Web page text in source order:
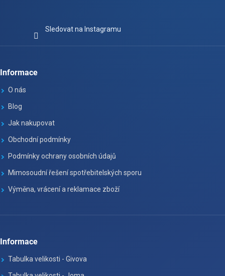
Sledovat na Instagramu
Informace
O nás
Blog
Jak nakupovat
Obchodní podmínky
Podmínky ochrany osobních údajů
Mimosoudní řešení spotřebitelských sporu
Výměna, vrácení a reklamace zboží
Informace
Tabulka velikosti - Givova